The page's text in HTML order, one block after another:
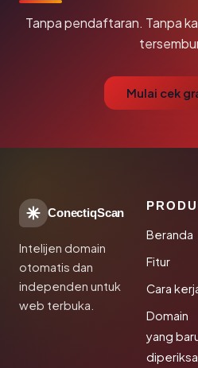
Tanpa pendaftaran. Tanpa
Mulai cek
ConectiqScan
Intelijen domain
otomatis dan
independen untuk
web terbuka.
Beranda
Fitur
Cara
Domain
yang
diperiksa